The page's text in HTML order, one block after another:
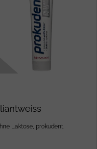
Laktose prokudent